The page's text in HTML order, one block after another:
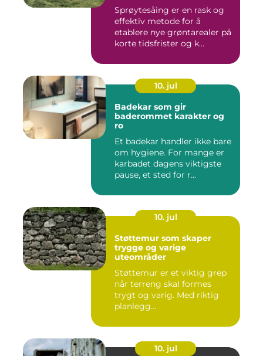
Sprøytesåing er en rask og
effektiv metode for å
etablere nye grøntarealer på
korte tidsfrister og k...
10. jul
Badekar som gir
baderommet karakter og
ro
Et badekar handler ikke bare
om hygiene. For mange er
karbadet dagens viktigste
pause, et sted for r...
10. jul
Støttemur som skaper
trygge og varige
uteområder
Støttemur er et viktig grep
når terreng skal formes
trygt og varig. Med riktig
planlegg...
10. jul